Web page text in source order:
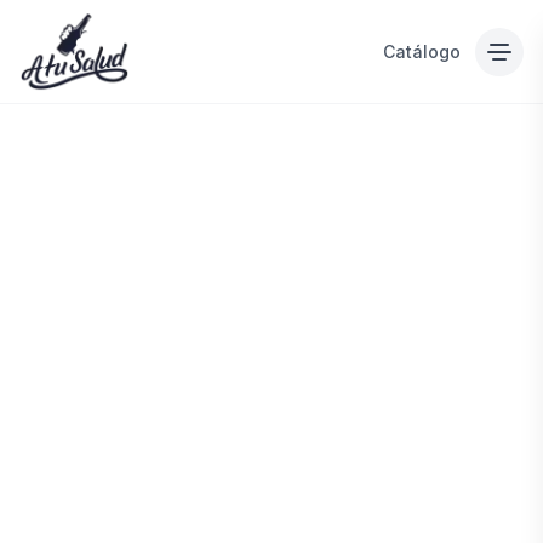
Catálogo